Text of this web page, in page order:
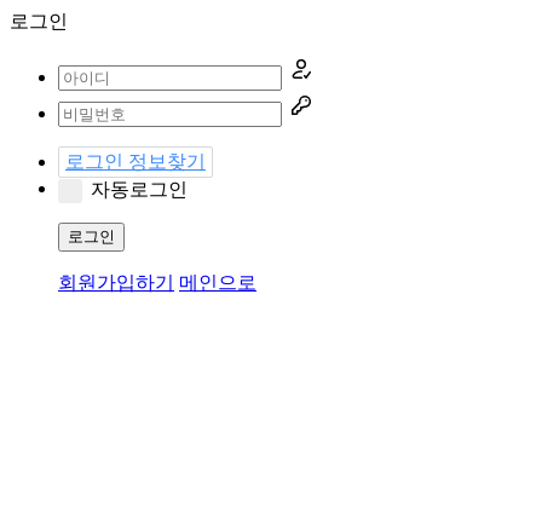
로그인
로그인 정보찾기
자동로그인
로그인
회원가입하기 메인으로